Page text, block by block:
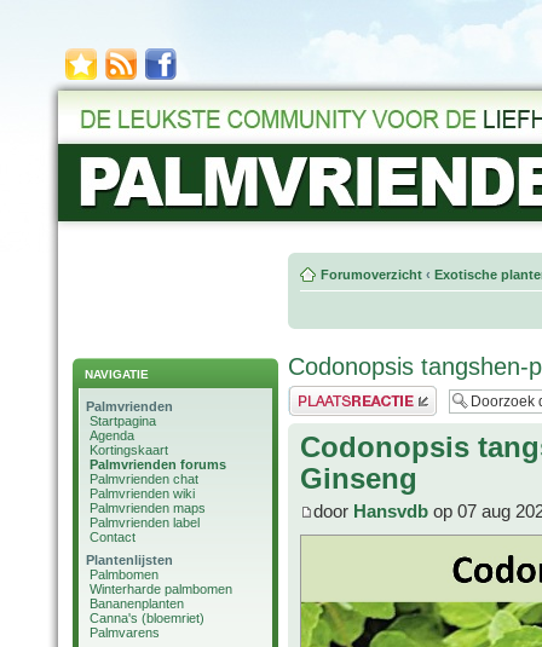
NAVIGATIE
Palmvrienden
Startpagina
Agenda
Kortingskaart
Palmvrienden forums
Palmvrienden chat
Palmvrienden wiki
Palmvrienden maps
Palmvrienden label
Contact
Plantenlijsten
Palmbomen
Winterharde palmbomen
Bananenplanten
Canna's (bloemriet)
Palmvarens
Forumoverzicht ‹ Exotische
Codonopsis tangshen-
Plaats een reactie
Codonopsis
Ginseng
door Hansvdb op 07 aug